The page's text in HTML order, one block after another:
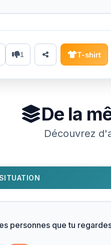
1 T-shirt
De la
Découvrez
personnes que tu